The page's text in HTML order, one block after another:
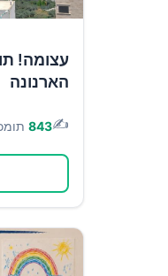
עצומה!
הארנונה
✍️
843